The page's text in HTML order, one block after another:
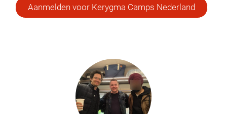
Aanmelden voor Kerygma Camps Nederland